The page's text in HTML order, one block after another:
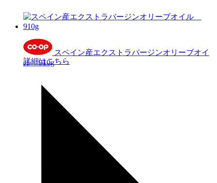
スペイン産エクストラバージンオリーブオイ
ル 910g
詳細はこちら